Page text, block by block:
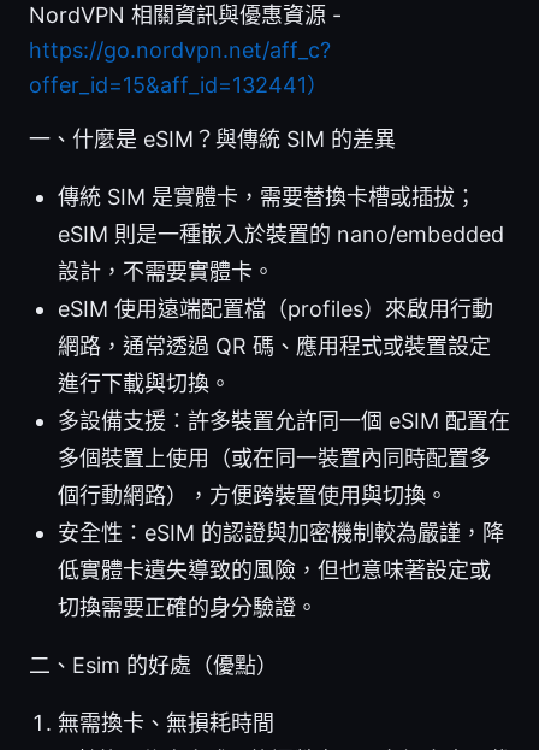
NordVPN 相關資訊與優惠資源 -
https://go.nordvpn.net/aff_c?
offer_id=15&aff_id=132441）
一、什麼是 eSIM？與傳統 SIM 的差異
傳統 SIM 是實體卡，需要替換卡槽或插拔；
eSIM 則是一種嵌入於裝置的 nano/embedded
設計，不需要實體卡。
eSIM 使用遠端配置檔（profiles）來啟用行動
網路，通常透過 QR 碼、應用程式或裝置設定
進行下載與切換。
多設備支援：許多裝置允許同一個 eSIM 配置在
多個裝置上使用（或在同一裝置內同時配置多
個行動網路），方便跨裝置使用與切換。
安全性：eSIM 的認證與加密機制較為嚴謹，降
低實體卡遺失導致的風險，但也意味著設定或
切換需要正確的身分驗證。
二、Esim 的好處（優點）
無需換卡、無損耗時間